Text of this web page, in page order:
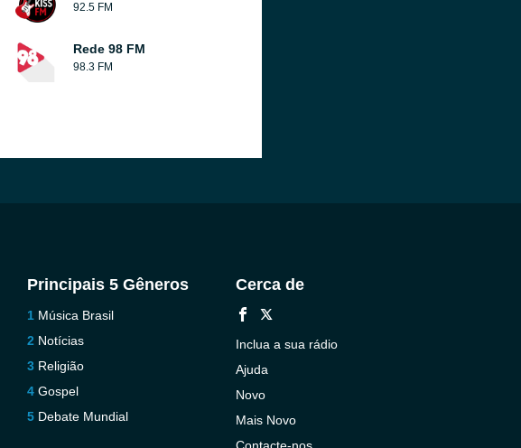
92.5 FM
Rede 98 FM
98.3 FM
Principais 5 Gêneros
Música Brasil
Notícias
Religião
Gospel
Debate Mundial
Cerca de
Inclua a sua rádio
Ajuda
Novo
Mais Novo